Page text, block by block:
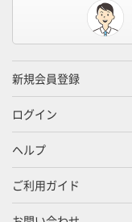
新規会員登録
ログイン
ヘルプ
ご利用ガイド